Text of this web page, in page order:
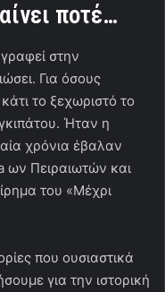
ποτέ…
στην
Για όσους
το ξεχωριστό το
Ήταν η
χρόνια έβαλαν
ων Πειραιωτών και
του «Μέχρι
που ουσιαστικά
για την ιστορική